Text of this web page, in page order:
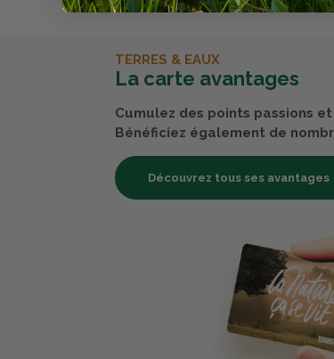
TERRES & EAUX
La carte avantages
Cumulez des points passions
Bénéficiez également de
Découvrez tous ses avantages